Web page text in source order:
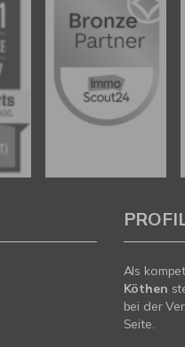
Als
Köthen
bei der
Seite.